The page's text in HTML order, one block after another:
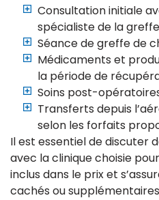
Consultation initiale
spécialiste de la
Séance de greffe de
Médicaments et
la période de
Soins post-
Transferts depuis
selon les forfaits
Il est essentiel de discuter
avec la clinique choisie
inclus dans le prix et
cachés ou